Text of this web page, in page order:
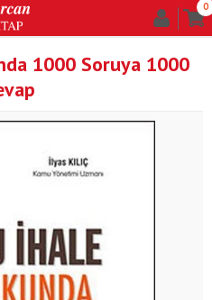
0
1000 Soruya 1000